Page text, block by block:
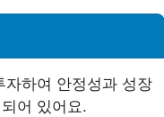
자하여 안정성과 성장
어 있어요.